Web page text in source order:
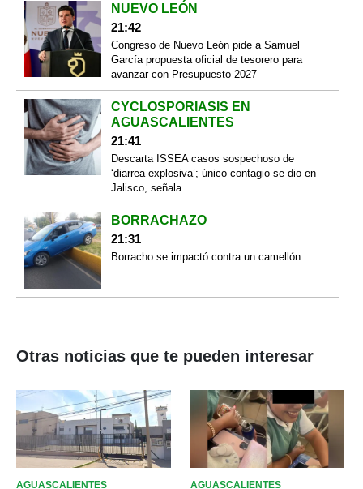
NUEVO LEÓN
21:42
Congreso de Nuevo León pide a Samuel
García propuesta oficial de tesorero para
avanzar con Presupuesto 2027
CYCLOSPORIASIS EN
AGUASCALIENTES
21:41
Descarta ISSEA casos sospechoso de
‘diarrea explosiva’; único contagio se dio en
Jalisco, señala
BORRACHAZO
21:31
Borracho se impactó contra un camellón
Otras noticias que te pueden interesar
AGUASCALIENTES AGUASCALIENTES